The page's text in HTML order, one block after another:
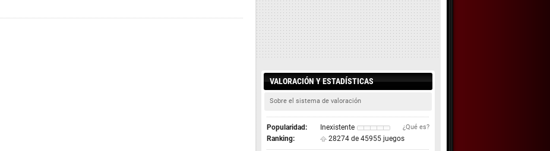
VALORACIÓN Y ESTADÍSTICAS
Sobre el sistema de valoración
Popularidad: Inexistente ¿Qué es?
Ranking: 28274 de 45955 juegos